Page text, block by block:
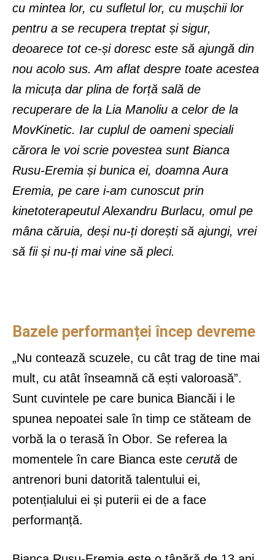
cu mintea lor, cu sufletul lor, cu mușchii lor
pentru a se recupera treptat și sigur,
deoarece tot ce-și doresc este să ajungă din
nou acolo sus. Am aflat despre toate acestea
la micuța dar plina de forță sală de
recuperare de la Lia Manoliu a celor de la
MovKinetic. Iar cuplul de oameni speciali
cărora le voi scrie povestea sunt Bianca
Rusu-Eremia și bunica ei, doamna Aura
Eremia, pe care i-am cunoscut prin
kinetoterapeutul Alexandru Burlacu, omul pe
mâna căruia, deși nu-ți dorești să ajungi, vrei
să fii și nu-ți mai vine să pleci.
Bazele performanței încep devreme
„Nu contează scuzele, cu cât trag de tine mai
mult, cu atât înseamnă că ești valoroasă”.
Sunt cuvintele pe care bunica Biancăi i le
spunea nepoatei sale în timp ce stăteam de
vorbă la o terasă în Obor. Se referea la
momentele în care Bianca este cerută de
antrenori buni datorită talentului ei,
potențialului ei și puterii ei de a face
performanță.